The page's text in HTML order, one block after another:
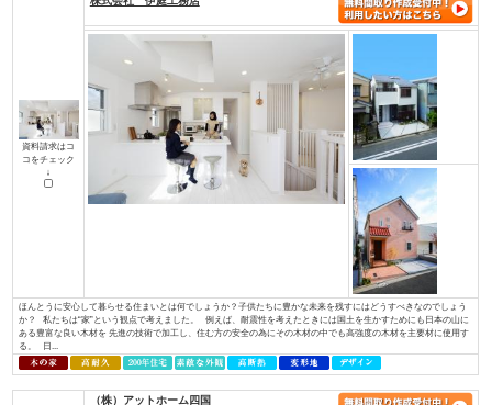
お一人おひとりが「大切にしている想い」を確かに受け止め、心を込めて
イノベーションは住宅・不動産を通じ、住宅の新しい常識を創り、本物の
へ繋いでまいります。 永く愛着をもって暮らしたいと思える、素材の質感
やすさを叶える確かな住宅性能。そんな欧⽶の住宅思想に基づいた住む⼈の
株式会社 アットハウジング